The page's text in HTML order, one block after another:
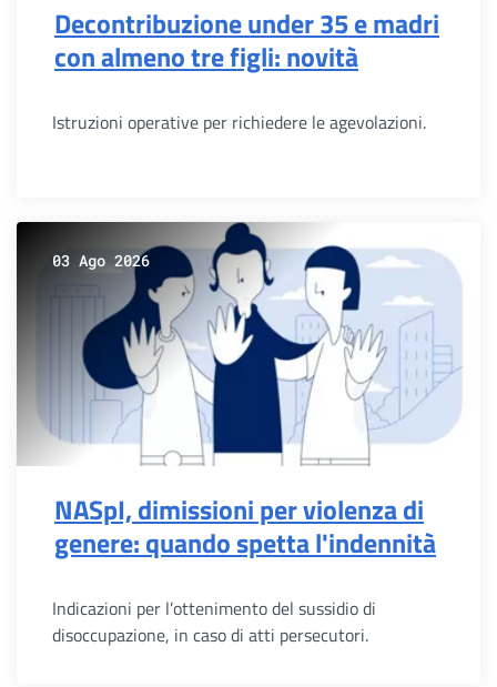
Decontribuzione under 35 e madri
con almeno tre figli: novità
Istruzioni operative per richiedere le agevolazioni.
03 Ago 2026
NASpI, dimissioni per violenza di
genere: quando spetta l'indennità
Indicazioni per l’ottenimento del sussidio di
disoccupazione, in caso di atti persecutori.